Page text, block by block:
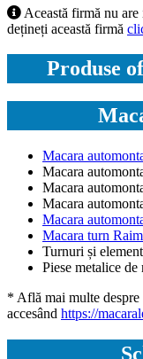
Această firmă nu
dețineți această firmă
Produse
Macara
Macara
Macara
Macara
Macara
Macara turn
Turnuri și
Piese metalice de
* Află mai multe despre
accesând https://